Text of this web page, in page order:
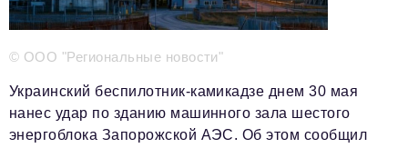
podpiska@business-magazine.online
Отдел по работе с партнерами
partner@business-magazine.online
© ООО "Региональные новости"
Украинский беспилотник-камикадзе днем 30 мая
нанес удар по зданию машинного зала шестого
энергоблока Запорожской АЭС. Об этом сообщил